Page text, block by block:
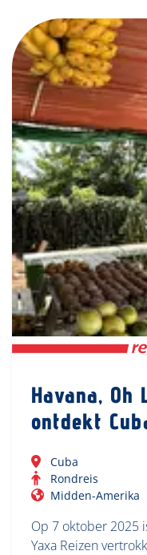
Havana, Oh
ontdekt
Cuba
Rondreis
Midden-Amerika
Op 7 oktober 2025
Yaxa Reizen